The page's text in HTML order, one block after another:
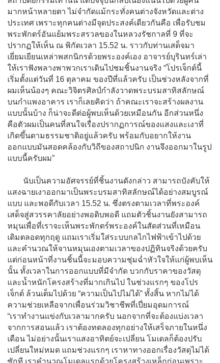
มากหน้าหลายตา ไม่จำกัดแม้กระทั่งคนต่างจังหวัดและต่าง
ประเทศ เพราะทุกคนต่างมีจุดประสงค์เดียวกันคือ เพื่อรับชม
พระพักตร์อันแย้มพระสรวลของในหลวงรัชกาลที่ 9 ที่จะ
ปรากฏให้เห็น ณ พิกัดเวลา 15.52 น. ราวกับท่านเสด็จมา
เยี่ยมเยียนเหล่าพสกนิกรด้วยพระองค์เอง อาจารย์บุรินทร์เล่า
ให้เราฟังพลางพาพวกเราเดินไปชมชิ้นงานจริง “โปรเจ็กต์นี้
เริ่มตั้งแต่วันที่ 16 ตุลาคม ของปีที่แล้วครับ เป็นช่วงหลังจากที่
ผมเห็นน้องๆ คณะวิจิตรศิลป์กำลังวาดพระบรมสาทิสลักษณ์
บนกำแพงอาคาร เราก็เลยคิดว่า ถ้าคณะเราจะสร้างผลงาน
แบบนั้นบ้าง ก็น่าจะดีต่อผู้พบเห็นด้วยเหมือนกัน อีกส่วนหนึ่ง
คือตัวผมเป็นคนที่สนใจเรื่องปรากฏการณ์ของแสงและเงาที่
เกิดขึ้นตามธรรมชาติอยู่แล้วครับ พร้อมกับอยากให้งาน
ออกแบบมันสอดคล้องกับวิถีของสถาปนิก งานจึงออกมาในรูป
แบบนี้ครับผม”
นับเป็นความอัศจรรย์ที่ชิ้นงานดังกล่าว สามารถบังคับให้
แสงฉายเงาออกมาเป็นพระบรมสาทิสลักษณ์ได้อย่างสมบูรณ์
แบบ และพอดีกับเวลา 15.52 น. ซึ่งตรงตามเวลาที่พระองค์
เสด็จสู่สวรรคาลัยอย่างพอดิบพอดี แถมตัวชิ้นงานยังสามารถ
หมุนเพื่อที่เราจะเห็นพระพักตร์พระองค์ในสัดส่วนที่เหมือน
เดิมตลอดทุกฤดู แถมเราเริ่มใส่ระบบกลไกไฟฟ้าเข้าไปด้วย
และคำนวณให้จานหมุนเองตามเวลาของปฏิทินจริงด้วยครับ
แต่ก่อนหน้าที่งานชิ้นนี้จะมอบความชุ่มฉ่ำหัวใจให้แก่ผู้พบเห็น
นั้น ทั้งเวลาในการออกแบบที่มีจำกัด บวกกับราคาของวัสดุ
และน้ำหนักโครงสร้างที่มากเกินไป ในช่วงแรกๆ ของโปร
เจ็กต์ ล้วนเต็มไปด้วย “ความเป็นไปไม่ได้” ทั้งสิ้น หากไม่ได้
ความช่วยเหลือจากเพื่อนร่วมวิชาชีพที่เปี่ยมอุดมการณ์
“เราทำงานแข่งกับเวลามากครับ นอกจากที่จะต้องแบ่งเวลา
จากการสอนแล้ว เราต้องทดลองทุกอย่างให้เสร็จภายในหนึ่ง
เดือน ไม่อย่างนั้นเราแสงอาทิตย์จะเปลี่ยน โมเดลก็ต้องปรับ
เปลี่ยนใหม่หมด แถมช่วงแรกๆ เราหาทางออกเรื่องวัสดุไม่ได้
ซักที เราคำนวณโมเดลแรกด้วยโครงสร้างเหล็กก่อนเพราะ